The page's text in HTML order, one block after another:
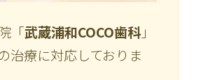
「武蔵浦和COCO歯科」
治療に対応しておりま